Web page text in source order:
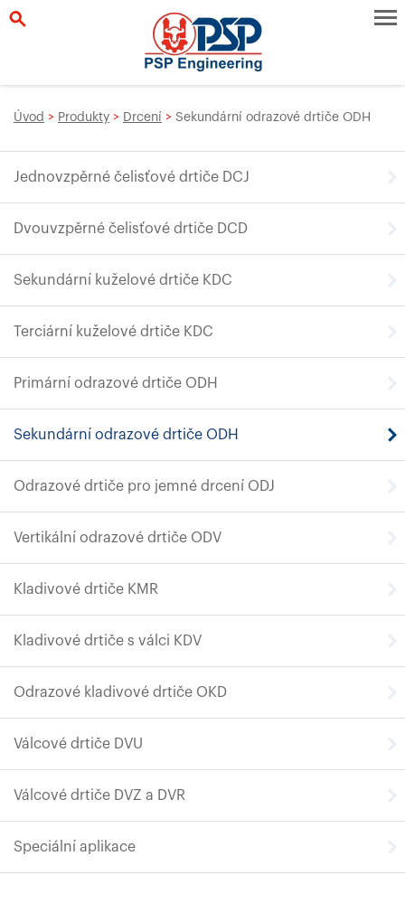
Úvod > Produkty > Drcení > Sekundární odrazové drtiče ODH
Jednovzpěrné čelisťové drtiče DCJ
Dvouvzpěrné čelisťové drtiče DCD
Sekundární kuželové drtiče KDC
Terciární kuželové drtiče KDC
Primární odrazové drtiče ODH
Sekundární odrazové drtiče ODH
Odrazové drtiče pro jemné drcení ODJ
Vertikální odrazové drtiče ODV
Kladivové drtiče KMR
Kladivové drtiče s válci KDV
Odrazové kladivové drtiče OKD
Válcové drtiče DVU
Válcové drtiče DVZ a DVR
Speciální aplikace